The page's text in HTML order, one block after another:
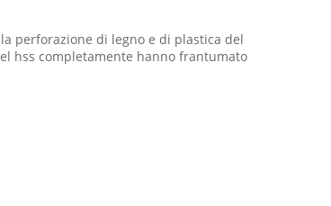
perforazione di legno e di plastica del
hss completamente hanno frantumato